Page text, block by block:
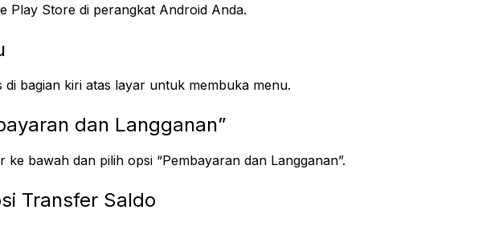
Play Store di perangkat Android Anda.
di bagian kiri atas layar untuk membuka menu.
dan Langganan”
ke bawah dan pilih opsi “Pembayaran dan Langganan”.
Transfer Saldo